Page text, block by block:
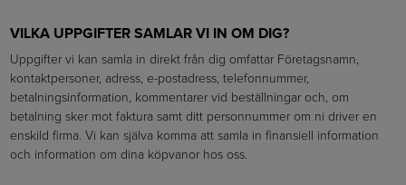
VILKA UPPGIFTER SAMLAR VI IN OM DIG?
Uppgifter vi kan samla in direkt från dig omfattar Företagsnamn,
kontaktpersoner, adress, e-postadress, telefonnummer,
betalningsinformation, kommentarer vid beställningar och, om
betalning sker mot faktura samt ditt personnummer om ni driver en
enskild firma. Vi kan själva komma att samla in finansiell information
och information om dina köpvanor hos oss.